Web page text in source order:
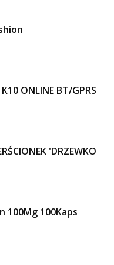
ONLINE BT/GPRS
'DRZEWKO
100Mg 100Kaps